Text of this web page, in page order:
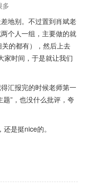
多
地别。不过置到肖斌老
个人一组，主要做的就
的都有），然后上去
家时间，于是就让我们
汇报完的时候老师第一
”，也没什么批评，夸
是挺nice的。